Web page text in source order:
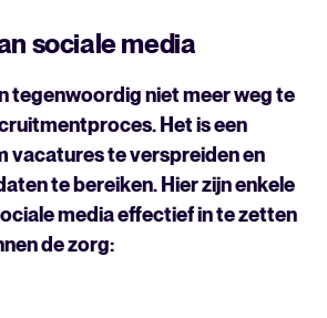
sociale media
tegenwoordig niet meer weg te
Het is een
vacatures te verspreiden en
te bereiken. Hier zijn enkele
media effectief in te zetten
de zorg: